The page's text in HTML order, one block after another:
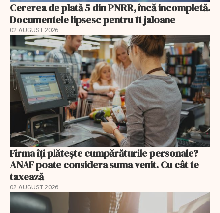
Cererea de plată 5 din PNRR, încă incompletă.
Documentele lipsesc pentru 11 jaloane
02 AUGUST 2026
Firma îți plătește cumpărăturile personale?
ANAF poate considera suma venit. Cu cât te
taxează
02 AUGUST 2026